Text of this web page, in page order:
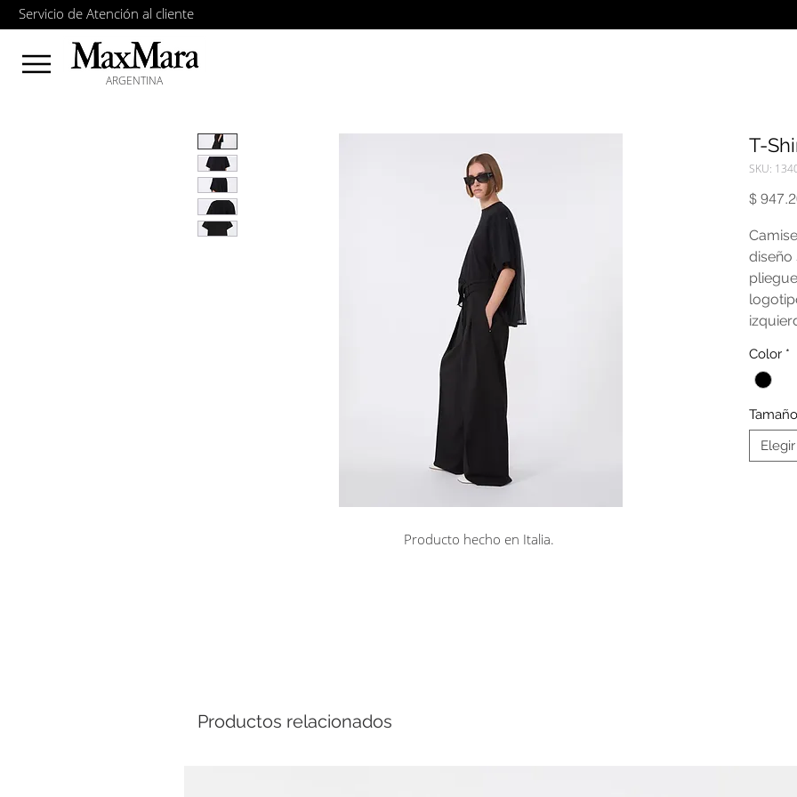
Servicio de Atención al cliente
ARGENTINA
T-
SKU:
$
diseño
Color *
Tamaño
Elegir
Producto hecho en Italia.
Productos relacionados